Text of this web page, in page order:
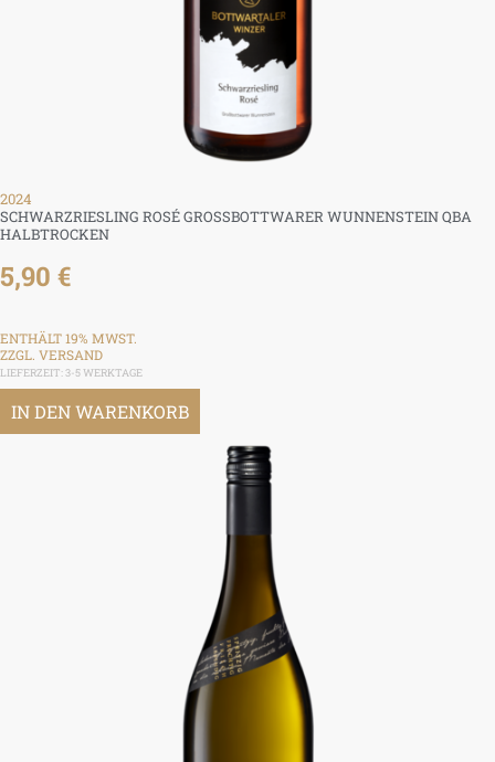
2024
SCHWARZRIESLING ROSÉ GROSSBOTTWARER WUNNENSTEIN QBA H
ALBTROCKEN
5,90 €
ENTHÄLT 19% MWST.
ZZGL. VERSAND
LIEFERZEIT: 3-5 WERKTAGE
IN DEN WARENKORB